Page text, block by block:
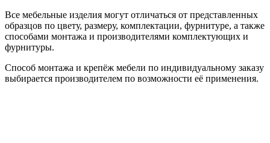
Все мебельные изделия могут отличаться от представленных
образцов по цвету, размеру, комплектации, фурнитуре, а также
способами монтажа и производителями комплектующих и
фурнитуры.
Способ монтажа и крепёж мебели по индивидуальному заказу
выбирается производителем по возможности её применения.